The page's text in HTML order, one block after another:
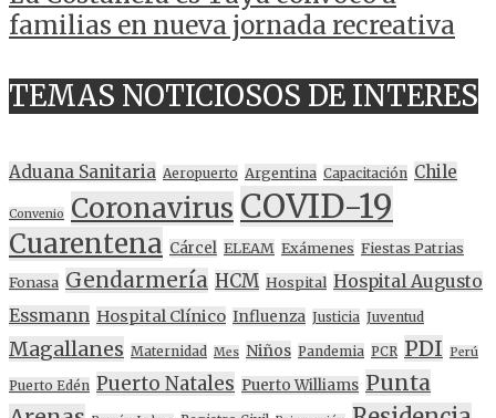
familias en nueva jornada recreativa
TEMAS NOTICIOSOS DE INTERES
Aduana Sanitaria Aeropuerto Argentina Capacitación Chile
Convenio Coronavirus COVID-19
Cuarentena Cárcel ELEAM Exámenes Fiestas Patrias
Fonasa Gendarmería HCM Hospital Hospital Augusto
Essmann Hospital Clínico Influenza Justicia Juventud
Magallanes Maternidad Mes Niños Pandemia PCR PDI Perú
Puerto Edén Puerto Natales Puerto Williams Punta